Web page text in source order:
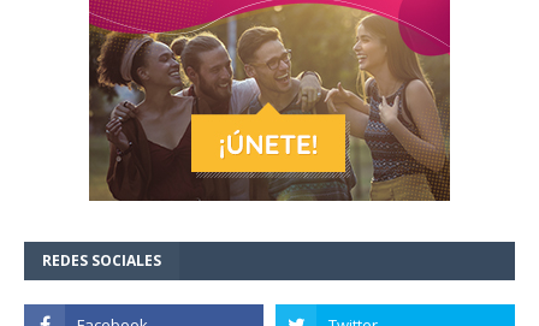
REDES SOCIALES